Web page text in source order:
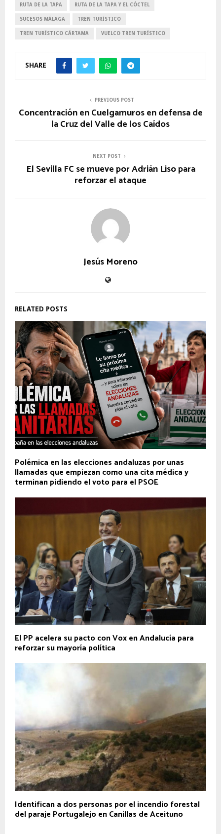
RUTA DE LA TAPA RUTA DE LA TAPA Y EL CÓCTEL
SUCESOS MÁLAGA TREN TURÍSTICO
TREN TURÍSTICO CÁRTAMA VUELCO TREN TURÍSTICO
SHARE
PREVIOUS POST
Concentración en Cuelgamuros en defensa de
la Cruz del Valle de los Caídos
NEXT POST
El Sevilla FC se mueve por Adrián Liso para
reforzar el ataque
Jesús Moreno
RELATED POSTS
Polémica en las elecciones andaluzas por unas
llamadas que empiezan como una cita médica y
terminan pidiendo el voto para el PSOE
El PP acelera su pacto con Vox en Andalucía para
reforzar su mayoría política
Identifican a dos personas por el incendio forestal
del paraje Portugalejo en Canillas de Aceituno